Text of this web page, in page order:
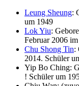
Leung Sheung:
um 1949
Lok Yiu:
Februar 2006
Chu Shong Tin:
2014. Schüler
Yip Bo Ching:
! Schüler um